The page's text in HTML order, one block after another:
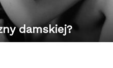
damskiej?